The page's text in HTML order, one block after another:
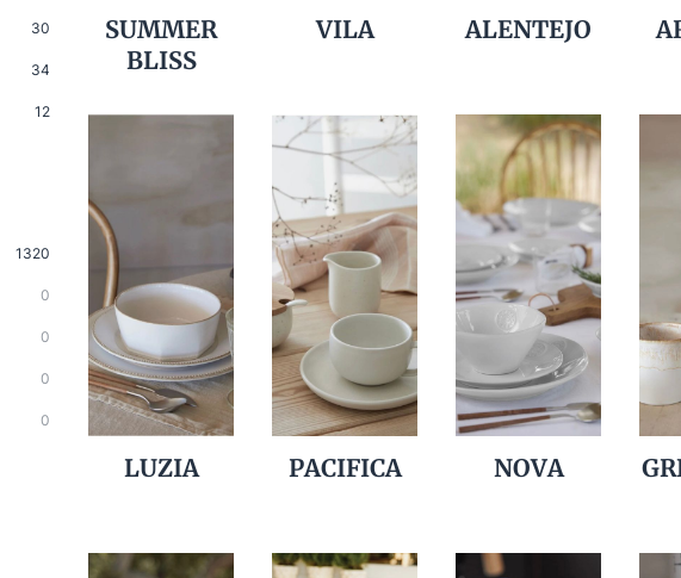
30
34
12
1320
0
0
0
0
SUMMER
BLISS
VILA ALENTEJO
LUZIA PACIFICA NOVA